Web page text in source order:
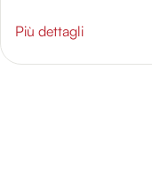
Più dettagli